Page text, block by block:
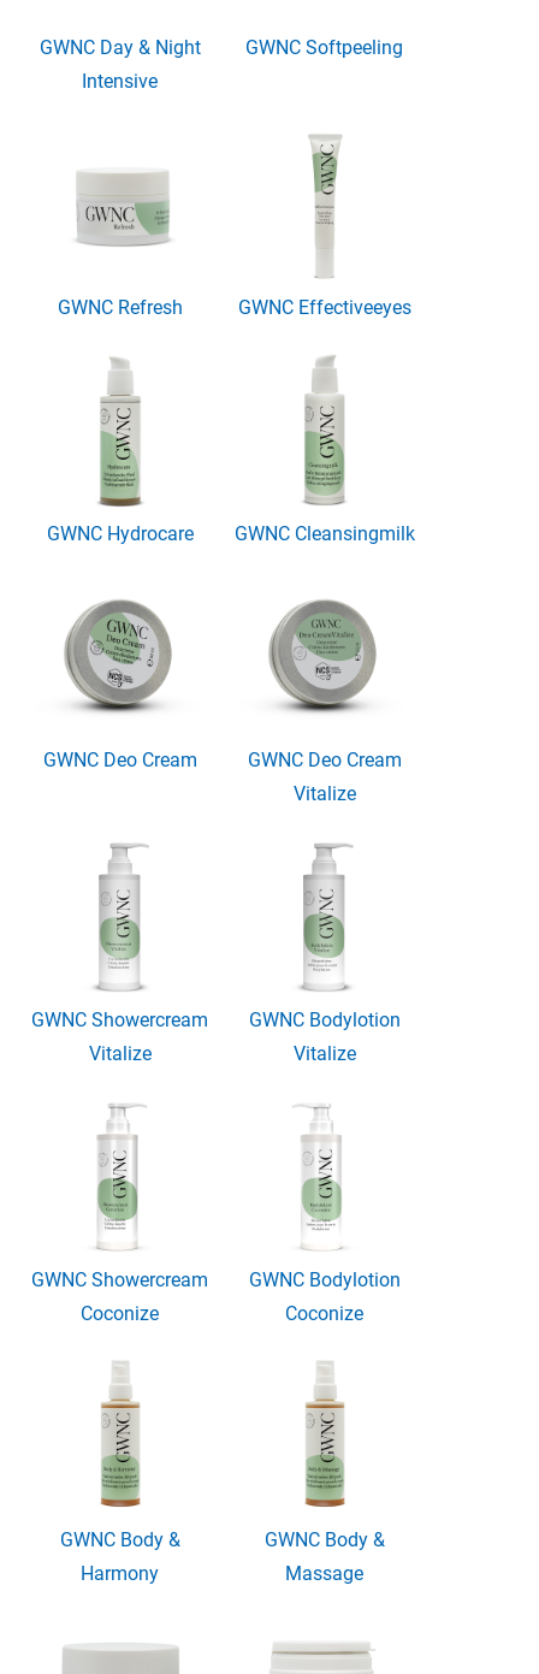
GWNC Day & Night
Intensive
GWNC Softpeeling
GWNC Refresh GWNC Effectiveeyes
GWNC Hydrocare GWNC Cleansingmilk
GWNC Deo Cream
GWNC Deo Cream
Vitalize
GWNC Showercream
Vitalize
GWNC Bodylotion
Vitalize
GWNC Showercream
Coconize
GWNC Bodylotion
Coconize
GWNC Body &
Harmony
GWNC Body &
Massage